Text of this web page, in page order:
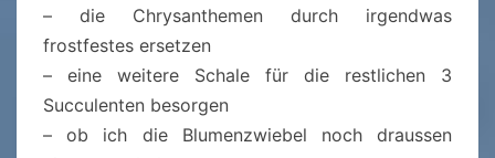
– die Chrysanthemen durch irgendwas
frostfestes ersetzen
– eine weitere Schale für die restlichen 3
Succulenten besorgen
– ob ich die Blumenzwiebel noch draussen